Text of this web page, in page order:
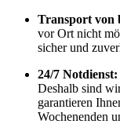
Transport von
vor Ort nicht
sicher und
24/7 Notdienst:
Deshalb sind
garantieren
Wochenenden